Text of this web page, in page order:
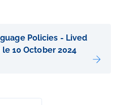
Policies - Lived
10 October 2024